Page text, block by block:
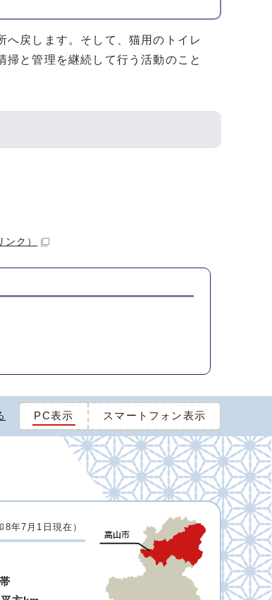
戻します。そして、猫用のトイレ
と管理を継続して行う活動のこと
ンク）
PC表示 スマートフォン表示
8年7月1日現在）